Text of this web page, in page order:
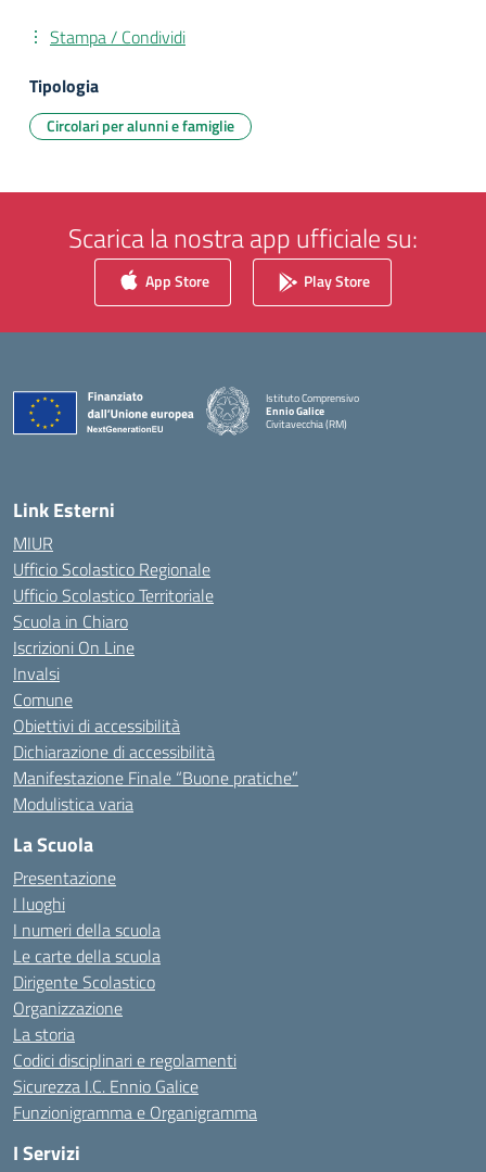
Stampa / Condividi
Tipologia
Circolari per alunni e famiglie
Scarica la nostra app ufficiale su:
App Store Play Store
Istituto Comprensivo
Ennio Galice
Civitavecchia (RM)
Link Esterni
MIUR
Ufficio Scolastico Regionale
Ufficio Scolastico Territoriale
Scuola in Chiaro
Iscrizioni On Line
Invalsi
Comune
Obiettivi di accessibilità
Dichiarazione di accessibilità
Manifestazione Finale “Buone pratiche”
Modulistica varia
La Scuola
Presentazione
I luoghi
I numeri della scuola
Le carte della scuola
Dirigente Scolastico
Organizzazione
La storia
Codici disciplinari e regolamenti
Sicurezza I.C. Ennio Galice
Funzionigramma e Organigramma
I Servizi